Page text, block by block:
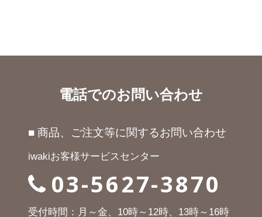
電話でのお問い合わせ
■ 商品、ご注文等に関するお問い合わせ
iwakiお客様サービスセンター
03-5627-3870
受付時間：月～金、10時～12時、13時～16時